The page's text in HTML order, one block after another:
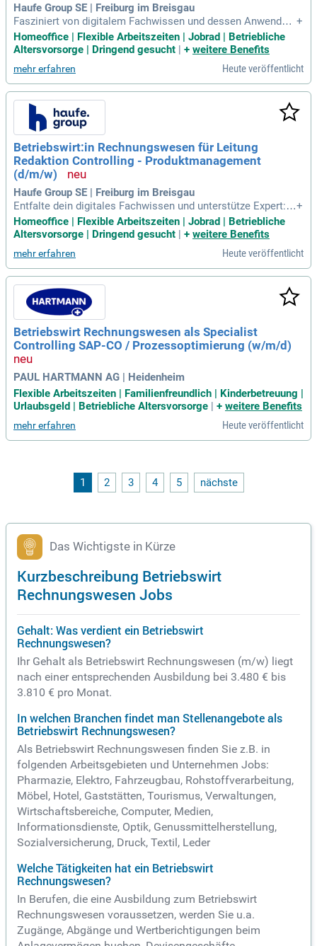
Haufe Group SE | Freiburg im Breisgau
Fasziniert von digitalem Fachwissen und dessen Anwendun
g im Rechnungswesen? Dann suchen wir dich! Werde Teil un
seres dynamischen Teams im Bereich Content & Product Cr
eation. Als Teamleiter:in (d/m/w) verantwortest du innovati
ve Lösungen und erstklassige Inhalte für Expert:innen im Re
chnungswesen. Gemeinsam entwickeln wir praxisgerechte
Fachinformationen, Online-Seminare und Arbeitshilfen. Uns
ere führenden Datenbanklösungen mit KI-Komponenten, wie
CoPilot Finance, stehen im Mittelpunkt unserer Produkte.
+
Homeoffice | Flexible Arbeitszeiten | Jobrad | Betriebliche
Altersvorsorge | Dringend gesucht | + weitere Benefits
mehr erfahren Heute veröffentlicht
Betriebswirt:in Rechnungswesen für Leitung
Redaktion Controlling - Produktmanagement
(d/m/w)
Haufe Group SE | Freiburg im Breisgau
Entfalte dein digitales Fachwissen und unterstütze Expert:in
nen im Rechnungswesen als Teamleiter:in (d/m/w) in unser
er innovativen Fachredaktion. Wir suchen eine digital-affine
Persönlichkeit, die unser engagiertes 10-köpfiges Team leit
et und spannende Themen von der Konzeption bis zur Umse
tzung verantwortet. Bei uns erstellst du praxisnahe Inhalte, d
ie auf aktuelle Herausforderungen der Branche zugeschnitte
n sind. Dazu gehören Fachtexte, Arbeitshilfen und Online-Se
minare. Unsere führenden KI-unterstützten Datenbank-Lösun
gen, wie der CoPilot Finance, sind Teil unserer Produktpalett
e. Werde Teil unseres dynamischen Teams und gestalte die
Zukunft des Rechnungswesens aktiv mit!
+
Homeoffice | Flexible Arbeitszeiten | Jobrad | Betriebliche
Altersvorsorge | Dringend gesucht | + weitere Benefits
mehr erfahren Heute veröffentlicht
Betriebswirt Rechnungswesen als Specialist
Controlling SAP-CO / Prozessoptimierung (w/m/d)
PAUL HARTMANN AG | Heidenheim
Flexible Arbeitszeiten | Familienfreundlich | Kinderbetreuung |
Urlaubsgeld | Betriebliche Altersvorsorge
+ weitere Benefits
mehr erfahren Heute veröffentlicht
1 2 3 4 5 nächste
Das Wichtigste in Kürze
Kurzbeschreibung Betriebswirt
Rechnungswesen Jobs
Gehalt: Was verdient ein Betriebswirt
Rechnungswesen?
Ihr Gehalt als Betriebswirt Rechnungswesen (m/w) liegt
nach einer entsprechenden Ausbildung bei 3.480 € bis
3.810 € pro Monat.
In welchen Branchen findet man Stellenangebote als
Betriebswirt Rechnungswesen?
Als Betriebswirt Rechnungswesen finden Sie z.B. in
folgenden Arbeitsgebieten und Unternehmen Jobs:
Pharmazie, Elektro, Fahrzeugbau, Rohstoffverarbeitung,
Möbel, Hotel, Gaststätten, Tourismus, Verwaltungen,
Wirtschaftsbereiche, Computer, Medien,
Informationsdienste, Optik, Genussmittelherstellung,
Sozialversicherung, Druck, Textil, Leder
Welche Tätigkeiten hat ein Betriebswirt
Rechnungswesen?
In Berufen, die eine Ausbildung zum Betriebswirt
Rechnungswesen voraussetzen, werden Sie u.a.
Zugänge, Abgänge und Wertberichtigungen beim